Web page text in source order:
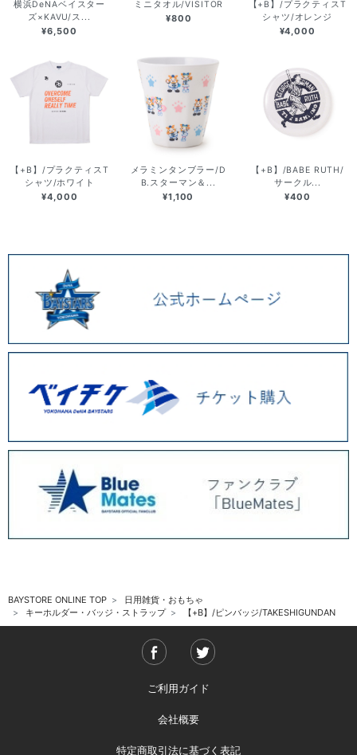
横浜DeNAベイスター
ズ×KAVU/ス...
¥6,500
ミニタオル/VISITOR
¥800
【+B】/プラクティスT
シャツ/オレンジ
¥4,000
【+B】/プラクティスT
シャツ/ホワイト
¥4,000
メラミンタンブラー/D
B.スターマン＆...
¥1,100
【+B】/BABE RUTH/
サークル...
¥400
BAYSTORE ONLINE TOP
日用雑貨・おもちゃ
キーホルダー・バッジ・ストラップ
【+B】/ピンバッジ/TAKESHIGUNDAN
ご利用ガイド
会社概要
特定商取引法に基づく表記